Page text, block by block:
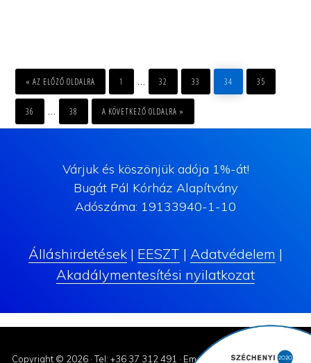
«
MENJ
AZ ELŐZŐ OLDALRA
OLDAL
1
Interim
pages
omitted
…
OLDAL
32
OLDAL
33
OLDAL
34
OLDAL
35
OLDAL
36
Interim
pages
…
OLDAL
38
MENJ
A KÖVETKEZŐ OLDALRA »
Várjuk és köszönjük adója 1%-át!
Bugát Pál Kórház Alapítvány
Adószáma: 19133940-1-10
Álláshirdetések | EESZT | Adatvédelem |
Akadálymentesítési nyilatkozat
Copyright © 2026 ·Tel: +36 37 312 491 · Email: korhaz@bugatpal.hu